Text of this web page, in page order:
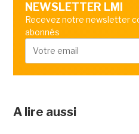
NEWSLETTER LMI
Recevez notre newsletter
abonnés
A lire aussi